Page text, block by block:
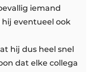
iemand
eventueel ook
hij dus heel snel
dat elke collega